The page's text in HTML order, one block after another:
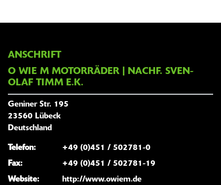
ANSCHRIFT
O WIE M MOTORRÄDER | NACHF. SVEN-
OLAF TIMM E.K.
Geniner Str. 195
23560 Lübeck
Deutschland
Telefon:
+49 (0)451 / 502781-0
Fax:
+49 (0)451 / 502781-19
Website:
http://www.owiem.de